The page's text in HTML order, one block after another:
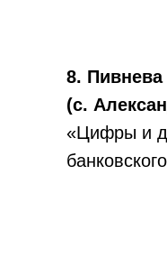
8. Пивнева
(с.
«Цифры и